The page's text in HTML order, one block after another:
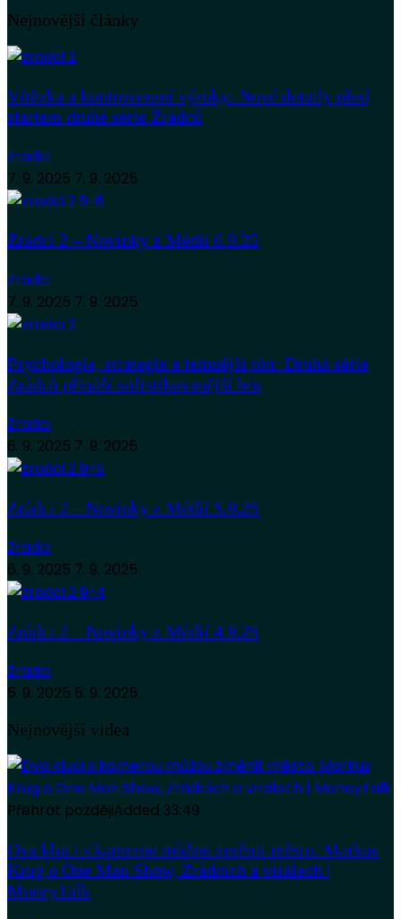
Nejnovější články
Vítězka a kontroverzní výroky: Nové detaily před
startem druhé série Zrádců
Zradci
7. 9. 2025 7. 9. 2025
Zrádci 2 – Novinky z Médií 6.9.25
Zradci
7. 9. 2025 7. 9. 2025
Psychologie, strategie a temnější tón: Druhá série
Zrádců přináší sofistikovanější hru
Zradci
6. 9. 2025 7. 9. 2025
Zrádci 2 – Novinky z Médií 5.9.25
Zradci
6. 9. 2025 7. 9. 2025
Zrádci 2 – Novinky z Médií 4.9.25
Zradci
5. 9. 2025 5. 9. 2025
Nejnovější videa
Přehrát pozdějiAdded 33:49
Dva kluci s kamerou můžou změnit město. Markus
Krug o One Man Show, Zrádcích a virálech |
MoneyTalk